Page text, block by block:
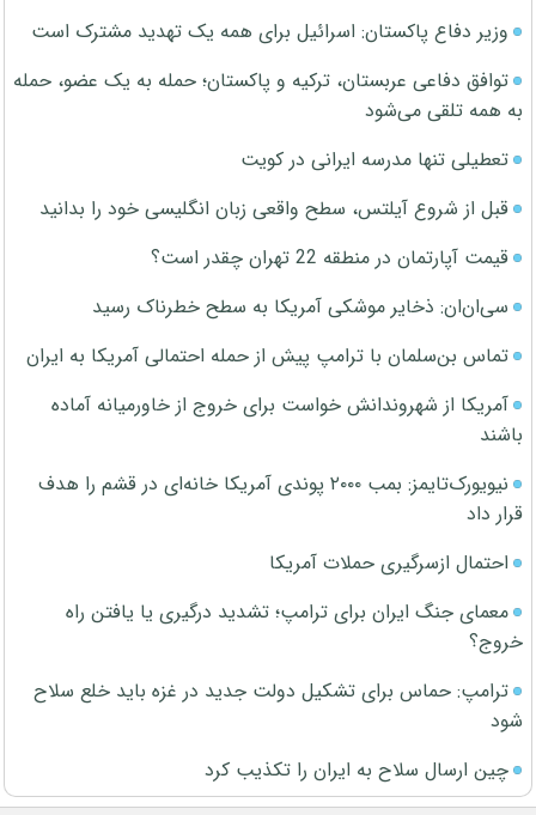
وزیر دفاع پاکستان: اسرائیل برای همه یک تهدید مشترک است
توافق دفاعی عربستان، ترکیه و پاکستان؛ حمله به یک عضو، حمله
به همه تلقی می‌شود
تعطیلی تنها مدرسه ایرانی در کویت
قبل از شروع آیلتس، سطح واقعی زبان انگلیسی خود را بدانید
قیمت آپارتمان در منطقه 22 تهران چقدر است؟
سی‌ان‌ان: ذخایر موشکی آمریکا به سطح خطرناک رسید
تماس بن‌سلمان با ترامپ پیش از حمله احتمالی آمریکا به ایران
آمریکا از شهروندانش خواست برای خروج از خاورمیانه آماده
باشند
نیویورک‌تایمز: بمب ۲۰۰۰ پوندی آمریکا خانه‌ای در قشم را هدف
قرار داد
احتمال ازسرگیری حملات آمریکا
معمای جنگ ایران برای ترامپ؛ تشدید درگیری یا یافتن راه
خروج؟
ترامپ: حماس برای تشکیل دولت جدید در غزه باید خلع سلاح
شود
چین ارسال سلاح به ایران را تکذیب کرد